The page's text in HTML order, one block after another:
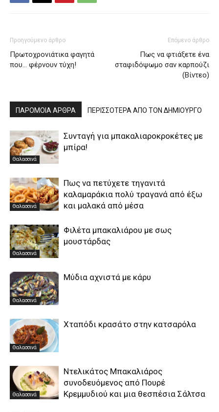
Προηγούμενο άρθρο
Πρωτοχρονιάτικα φαγητά
που… φέρνουν τύχη!
Επόμενο άρθρο
Πως να φτιάξετε ένα
σταφιδόψωμο σαν καρπούζι
(Βίντεο)
ΠΑΡΟΜΟΙΑ ΑΡΘΡΑ ΠΕΡΙΣΣΟΤΕΡΑ ΑΠΟ ΤΟΝ ΔΗΜΙΟΥΡΓΟ
Θαλασσινά
Συνταγή για μπακαλιαροκροκέτες με
μπίρα!
Θαλασσινά
Πως να πετύχετε τηγανιτά
καλαμαράκια πολύ τραγανά από έξω
και μαλακά από μέσα
Θαλασσινά
Φιλέτα μπακαλιάρου με σως
μουστάρδας
Θαλασσινά
Μύδια αχνιστά με κάρυ
Θαλασσινά
Χταπόδι κρασάτο στην κατσαρόλα
Θαλασσινά
Ντελικάτος Μπακαλιάρος
συνοδευόμενος από Πουρέ
Κρεμμυδιού και μια θεσπέσια Σάλτσα